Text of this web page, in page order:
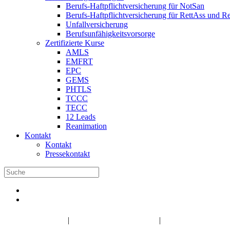
Berufs-Haftpflichtversicherung für NotSan
Berufs-Haftpflichtversicherung für RettAss und
Unfallversicherung
Berufsunfähigkeitsvorsorge
Zertifizierte Kurse
AMLS
EMFRT
EPC
GEMS
PHTLS
TCCC
TECC
12 Leads
Reanimation
Kontakt
Kontakt
Pressekontakt
| |